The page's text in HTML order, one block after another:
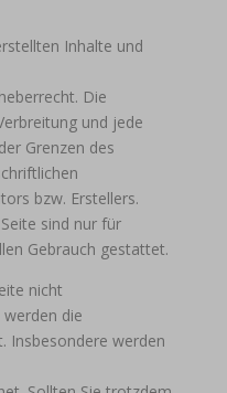
Inhalte und
Die
und jede
Grenzen des
bzw. Erstellers.
sind nur für
Gebrauch gestattet.
nicht
die
Insbesondere werden